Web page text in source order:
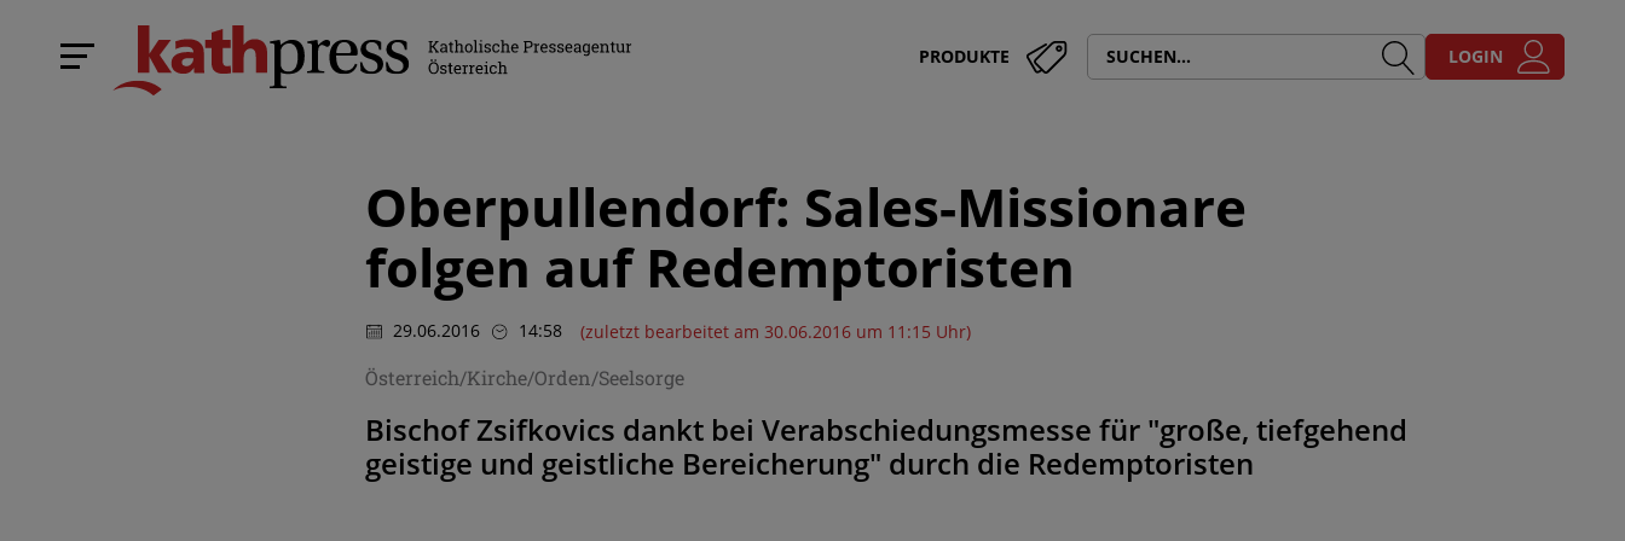
PRODUKTE LOGIN
Oberpullendorf: Sales-Missionare
folgen auf Redemptoristen
29.06.2016 14:58 (zuletzt bearbeitet am 30.06.2016 um 11:15 Uhr)
Österreich/Kirche/Orden/Seelsorge
Bischof Zsifkovics dankt bei Verabschiedungsmesse für "große, tiefgehend
geistige und geistliche Bereicherung" durch die Redemptoristen